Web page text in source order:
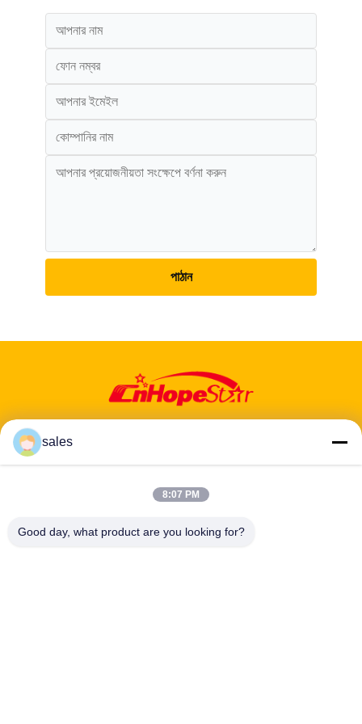
পাঠান
ঠিকানা: ৬০১-৬০৬, ৬ তলা, বিল্ডিং ই, ইউয়ানফেন ইন্ডাস্ট্রিয়াল পার্ক, ডালং উপ-জেলা, লংহুয়া
টেলিফোন:86-13424296897
sales
8:07 PM
Good day, what product are you looking for?